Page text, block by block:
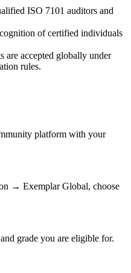
ISO 7101 auditors and
of certified individuals
are accepted globally under
rules.
platform with your
→ Exemplar Global, choose
grade you are eligible for.